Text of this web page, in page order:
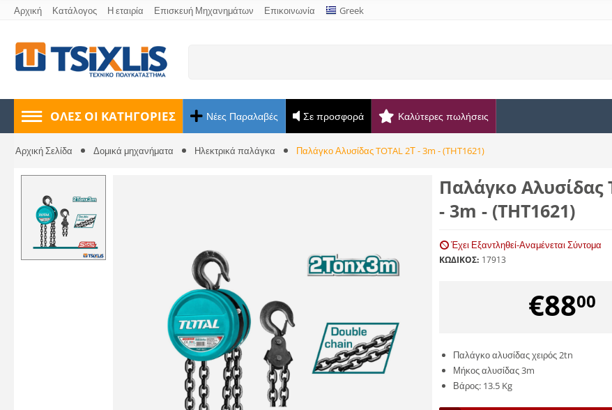
Αρχική Κατάλογος Η εταιρία Επισκευή Μηχανημάτων Επικοινωνία Greek
ΟΛΕΣ ΟΙ ΚΑΤΗΓΟΡΊΕΣ Νέες Παραλαβές Σε προσφορά Καλύτερες πωλήσεις
Αρχική Σελίδα Δομικά μηχανήματα Ηλεκτρικά παλάγκα Παλάγκο Αλυσίδας TOTAL 2Τ - 3m - (THT1621)
Παλάγκο Αλυσίδας
- 3m - (THT1621)
Έχει Εξαντληθεί-Αναμένεται Σύντομα
ΚΩΔΙΚΟΣ: 17913
€8800
Παλάγκο αλυσίδας χειρός 2tn
Μήκος αλυσίδας 3m
Βάρος: 13.5 Kg